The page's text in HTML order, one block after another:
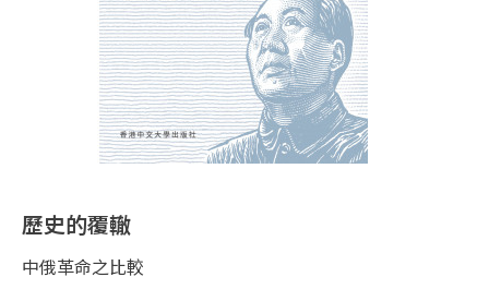
歷史的覆轍
中俄革命之比較